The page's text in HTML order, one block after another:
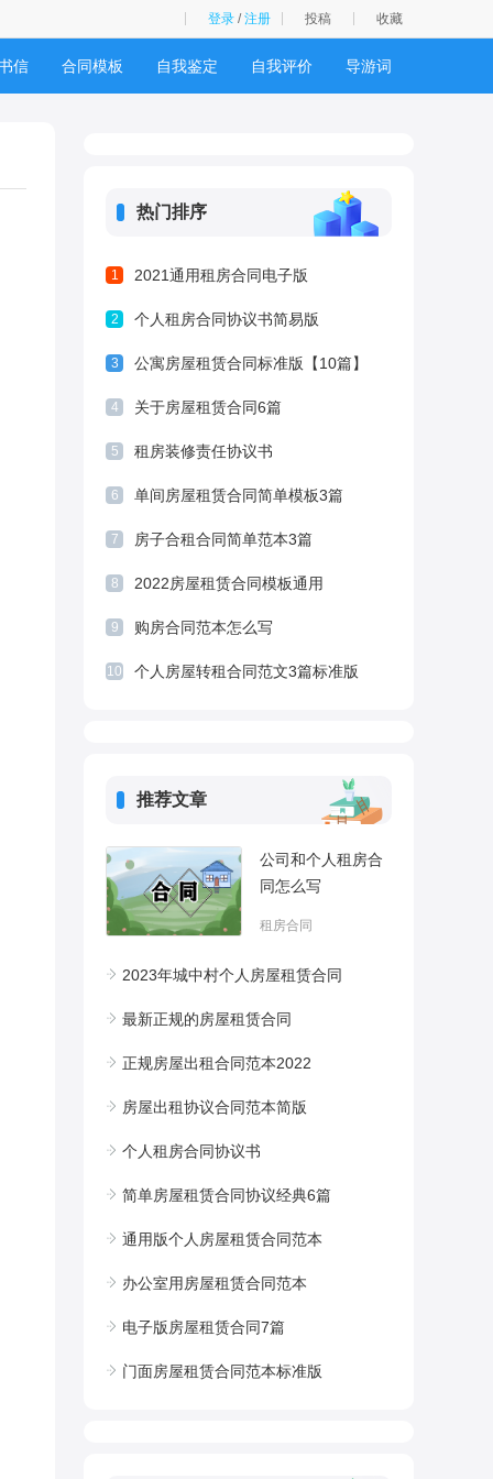
登录 /注册 投稿 收藏
信 合同模板 自我鉴定 自我评价 导游词
热门排序
1 2021通用租房合同电子版
2 个人租房合同协议书简易版
3 公寓房屋租赁合同标准版【10篇】
4 关于房屋租赁合同6篇
5 租房装修责任协议书
6 单间房屋租赁合同简单模板3篇
7 房子合租合同简单范本3篇
8 2022房屋租赁合同模板通用
9 购房合同范本怎么写
10 个人房屋转租合同范文3篇标准版
推荐文章
公司和个人租房合
同怎么写
租房合同
2023年城中村个人房屋租赁合同
最新正规的房屋租赁合同
正规房屋出租合同范本2022
房屋出租协议合同范本简版
个人租房合同协议书
简单房屋租赁合同协议经典6篇
通用版个人房屋租赁合同范本
办公室用房屋租赁合同范本
电子版房屋租赁合同7篇
门面房屋租赁合同范本标准版